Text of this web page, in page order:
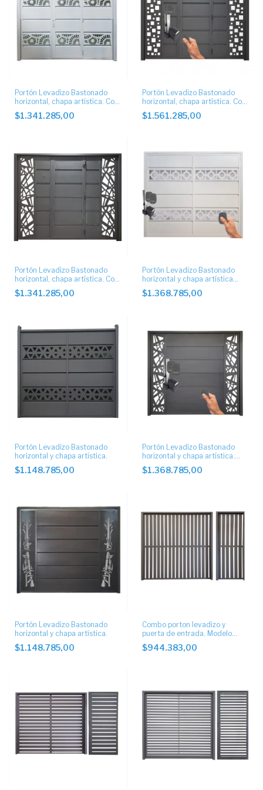
Portón Levadizo Bastonado
horizontal, chapa artística. Con
puerta de escape central
$1.341.285,00
Portón Levadizo Bastonado
horizontal, chapa artística. Con
puerta de escape automático
$1.561.285,00
Portón Levadizo Bastonado
horizontal, chapa artística. Con
puerta de escape
$1.341.285,00
Portón Levadizo Bastonado
horizontal y chapa artística
automáticos
$1.368.785,00
Portón Levadizo Bastonado
horizontal y chapa artística.
$1.148.785,00
Portón Levadizo Bastonado
horizontal y chapa artística.
Con motor
$1.368.785,00
Portón Levadizo Bastonado
horizontal y chapa artística.
$1.148.785,00
Combo porton levadizo y
puerta de entrada. Modelo
tablillas 10cm vertical
$944.383,00